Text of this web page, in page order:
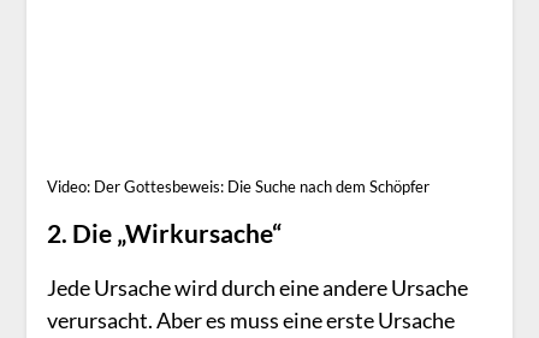
Video: Der Gottesbeweis: Die Suche nach dem Schöpfer
2. Die „Wirkursache“
Jede Ursache wird durch eine andere Ursache
verursacht. Aber es muss eine erste Ursache